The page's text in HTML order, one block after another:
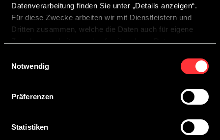
Datenverarbeitung finden Sie unter „Details anzeigen“.
Für diese Zwecke arbeiten wir mit Dienstleistern und
Dritten zusammen, welche die Daten auch für eigene
Durch Anklicken der Schaltfläche „Cookies zulassen“
Detailansicht geben Sie Ihre Einwilligung zur Verarbeitung
Ihrer Daten zu den jeweiligen Zwecken. Sie ist freiwillig,
widerruflich für die Zukunft durch Anklicken der
Schaltfläche „Einwilligung widerrufen“. Weitere Hinweise
Notwendig
Präferenzen
Statistiken
2
Wählen Deinen Wunschtermin für Deine
persönliche Beratung:
Zeit